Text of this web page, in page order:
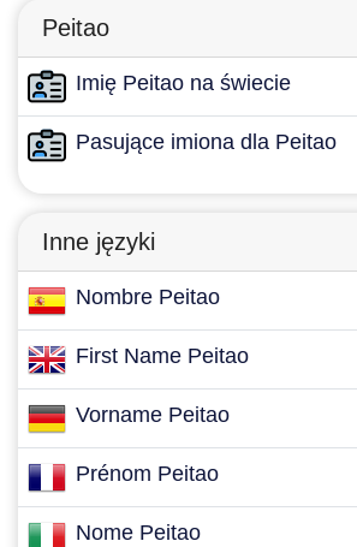
Peitao
Imię Peitao na świecie
Pasujące imiona dla Peitao
Inne języki
Nombre Peitao
First Name Peitao
Vorname Peitao
Prénom Peitao
Nome Peitao